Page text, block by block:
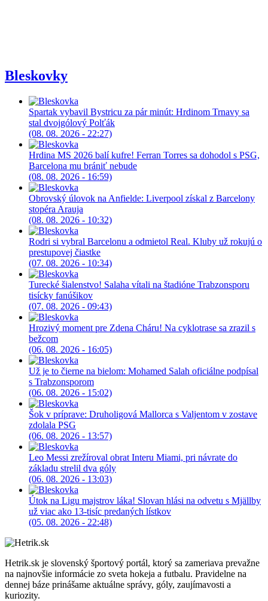
Bleskovky
Spartak vybavil Bystricu za pár minút: Hrdinom Trnavy sa
stal dvojgólový Polťák
(08. 08. 2026 - 22:27)
Hrdina MS 2026 balí kufre! Ferran Torres sa dohodol s PSG,
Barcelona mu brániť nebude
(08. 08. 2026 - 16:59)
Obrovský úlovok na Anfielde: Liverpool získal z Barcelony
stopéra Arauja
(08. 08. 2026 - 10:32)
Rodri si vybral Barcelonu a odmietol Real. Kluby už rokujú o
prestupovej čiastke
(07. 08. 2026 - 10:34)
Turecké šialenstvo! Salaha vítali na štadióne Trabzonsporu
tisícky fanúšikov
(07. 08. 2026 - 09:43)
Hrozivý moment pre Zdena Cháru! Na cyklotrase sa zrazil s
bežcom
(06. 08. 2026 - 16:05)
Už je to čierne na bielom: Mohamed Salah oficiálne podpísal
s Trabzonsporom
(06. 08. 2026 - 15:02)
Šok v príprave: Druholigová Mallorca s Valjentom v zostave
zdolala PSG
(06. 08. 2026 - 13:57)
Leo Messi zrežíroval obrat Interu Miami, pri návrate do
základu strelil dva góly
(06. 08. 2026 - 13:03)
Útok na Ligu majstrov láka! Slovan hlási na odvetu s Mjällby
už viac ako 13-tisíc predaných lístkov
(05. 08. 2026 - 22:48)
Hetrik.sk je slovenský športový portál, ktorý sa zameriava prevažne
na najnovšie informácie zo sveta hokeja a futbalu. Pravidelne na
dennej báze prinášame aktuálne správy, góly, zaujímavosti a
kuriozity.